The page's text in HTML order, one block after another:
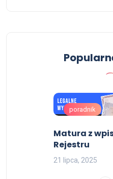
poradnik
Matura z
Rejestru
21 lipca, 2025